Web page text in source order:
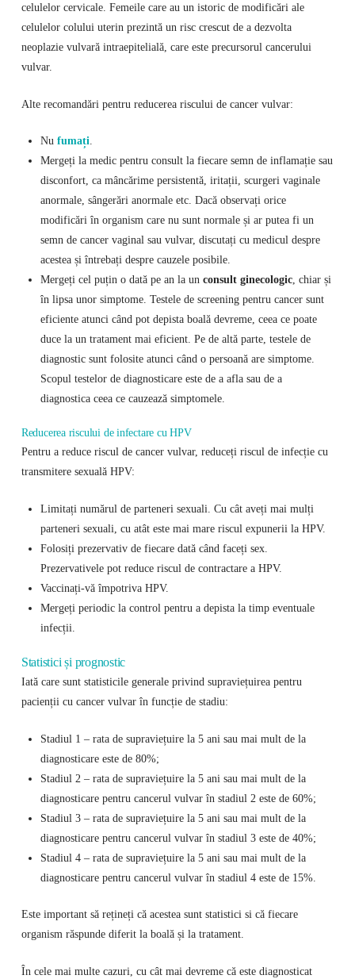
celulelor cervicale. Femeile care au un istoric de modificări ale
celulelor colului uterin prezintă un risc crescut de a dezvolta
neoplazie vulvară intraepitelială, care este precursorul cancerului
vulvar.
Alte recomandări pentru reducerea riscului de cancer vulvar:
Nu fumați.
Mergeți la medic pentru consult la fiecare semn de inflamație sau
disconfort, ca mâncărime persistentă, iritații, scurgeri vaginale
anormale, sângerări anormale etc. Dacă observați orice
modificări în organism care nu sunt normale și ar putea fi un
semn de cancer vaginal sau vulvar, discutați cu medicul despre
acestea și întrebați despre cauzele posibile.
Mergeți cel puțin o dată pe an la un consult ginecologic, chiar și
în lipsa unor simptome. Testele de screening pentru cancer sunt
eficiente atunci când pot depista boală devreme, ceea ce poate
duce la un tratament mai eficient. Pe de altă parte, testele de
diagnostic sunt folosite atunci când o persoană are simptome.
Scopul testelor de diagnosticare este de a afla sau de a
diagnostica ceea ce cauzează simptomele.
Reducerea riscului de infectare cu HPV
Pentru a reduce riscul de cancer vulvar, reduceți riscul de infecție cu
transmitere sexuală HPV:
Limitați numărul de parteneri sexuali. Cu cât aveți mai mulți
parteneri sexuali, cu atât este mai mare riscul expunerii la HPV.
Folosiți prezervativ de fiecare dată când faceți sex.
Prezervativele pot reduce riscul de contractare a HPV.
Vaccinați-vă împotriva HPV.
Mergeți periodic la control pentru a depista la timp eventuale
infecții.
Statistici și prognostic
Iată care sunt statisticile generale privind supraviețuirea pentru
pacienții cu cancer vulvar în funcție de stadiu:
Stadiul 1 – rata de supraviețuire la 5 ani sau mai mult de la
diagnosticare este de 80%;
Stadiul 2 – rata de supraviețuire la 5 ani sau mai mult de la
diagnosticare pentru cancerul vulvar în stadiul 2 este de 60%;
Stadiul 3 – rata de supraviețuire la 5 ani sau mai mult de la
diagnosticare pentru cancerul vulvar în stadiul 3 este de 40%;
Stadiul 4 – rata de supraviețuire la 5 ani sau mai mult de la
diagnosticare pentru cancerul vulvar în stadiul 4 este de 15%.
Este important să rețineți că acestea sunt statistici si că fiecare
organism răspunde diferit la boală și la tratament.
În cele mai multe cazuri, cu cât mai devreme că este diagnosticat